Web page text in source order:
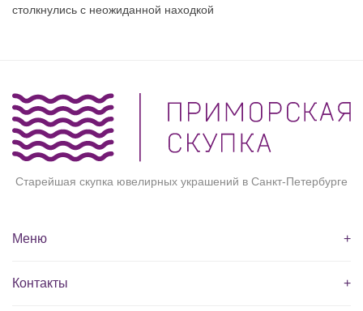
столкнулись с неожиданной находкой
Старейшая скупка ювелирных украшений в Санкт-Петербурге
Меню +
Контакты +